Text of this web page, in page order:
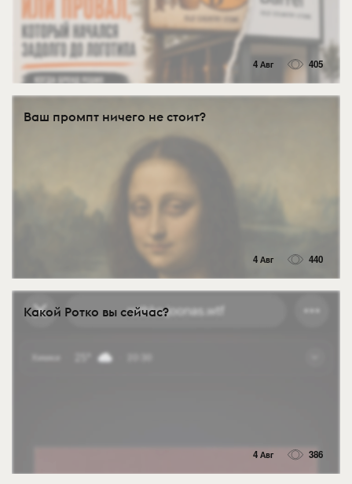
4 Авг 405
Ваш промпт ничего не стоит?
4 Авг 440
Какой Ротко вы сейчас?
4 Авг 386